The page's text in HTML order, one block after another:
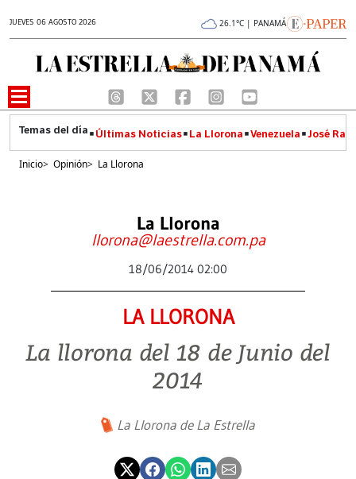
JUEVES 06 AGOSTO 2026 26.1°C | PANAMÁ
Últimas Noticias La Llorona Venezuela José
Inicio> Opinión> La Llorona
La Llorona
llorona@laestrella.com.pa
18/06/2014 02:00
LA LLORONA
La llorona del 18 de Junio del
2014
La Llorona de La Estrella